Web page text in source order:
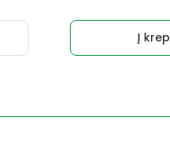
Į